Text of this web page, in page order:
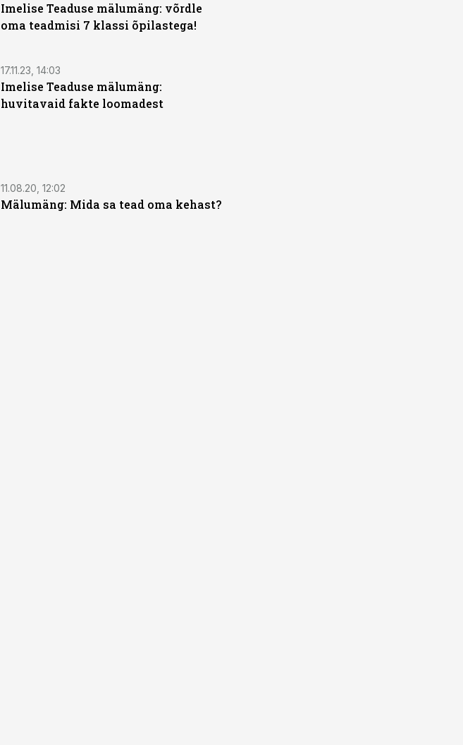
Imelise Teaduse mälumäng: võrdle
oma teadmisi 7 klassi õpilastega!
17.11.23, 14:03
Imelise Teaduse mälumäng:
huvitavaid fakte loomadest
11.08.20, 12:02
Mälumäng: Mida sa tead oma kehast?